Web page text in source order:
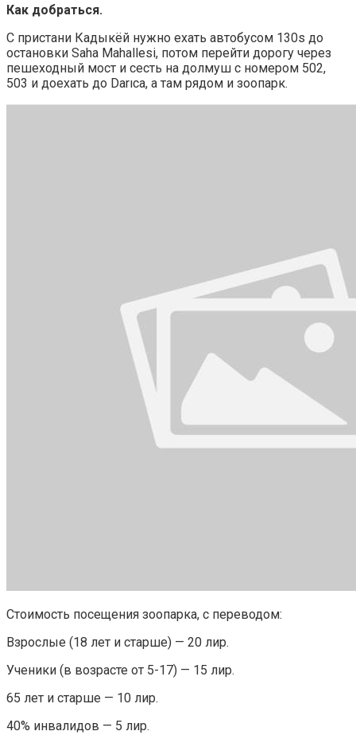
Как добраться.
С пристани Кадыкёй нужно ехать автобусом 130s до
остановки Saha Mahallesi, потом перейти дорогу через
пешеходный мост и сесть на долмуш с номером 502,
503 и доехать до Darıca, а там рядом и зоопарк.
Стоимость посещения зоопарка, с переводом:
Взрослые (18 лет и старше) — 20 лир.
Ученики (в возрасте от 5-17) — 15 лир.
65 лет и старше — 10 лир.
40% инвалидов — 5 лир.